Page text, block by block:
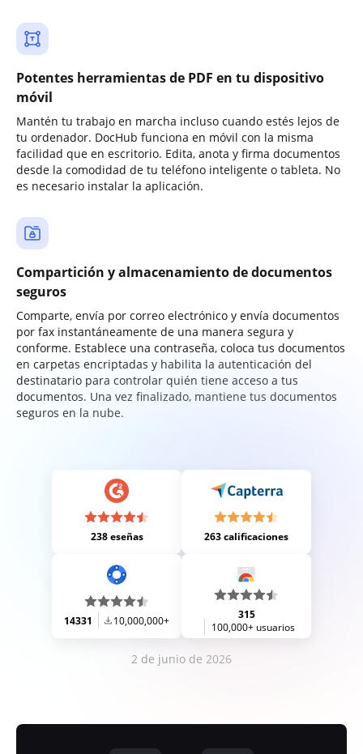
Potentes herramientas de PDF en tu dispositivo
móvil
Mantén tu trabajo en marcha incluso cuando estés lejos de
tu ordenador. DocHub funciona en móvil con la misma
facilidad que en escritorio. Edita, anota y firma documentos
desde la comodidad de tu teléfono inteligente o tableta. No
es necesario instalar la aplicación.
Compartición y almacenamiento de documentos
seguros
Comparte, envía por correo electrónico y envía documentos
por fax instantáneamente de una manera segura y
conforme. Establece una contraseña, coloca tus documentos
en carpetas encriptadas y habilita la autenticación del
destinatario para controlar quién tiene acceso a tus
documentos. Una vez finalizado, mantiene tus documentos
seguros en la nube.
238 eseñas 263 calificaciones
14331 10,000,000+
315
100,000+ usuarios
2 de junio de 2026